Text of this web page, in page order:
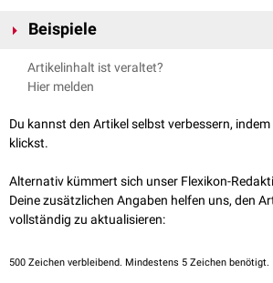
Beispiele
Orthostatische Dysregulation
raschem Lagewechsel.
Emotionale
Dysregulation: Starke
Artikelinhalt ist veraltet?
Hier melden
Du kannst den Artikel selbst verbessern,
klickst.
Alternativ kümmert sich unser Flexikon-
Deine zusätzlichen Angaben helfen uns, den
vollständig zu aktualisieren:
500 Zeichen verbleibend. Mindestens 5 Zeichen benötigt.